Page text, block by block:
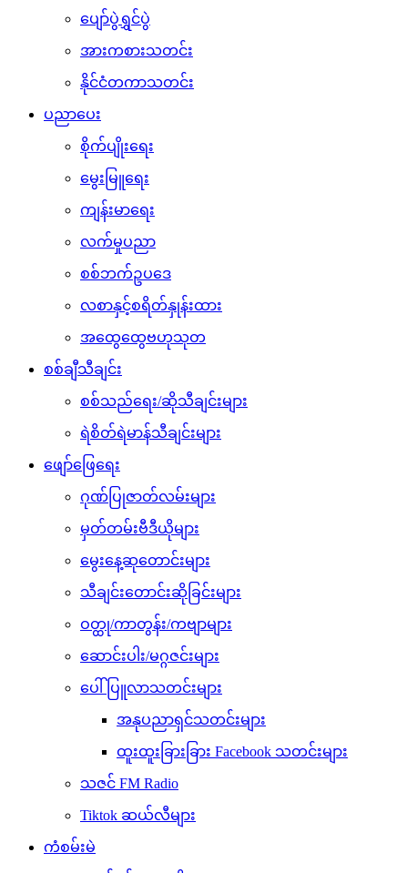
ပျော်ပွဲရွှင်ပွဲ
အားကစားသတင်း
နိုင်ငံတကာသတင်း
ပညာပေး
စိုက်ပျိုးရေး
မွေးမြူရေး
ကျန်းမာရေး
လက်မှုပညာ
စစ်ဘက်ဥပဒေ
လစာနှင့်စရိတ်နှုန်းထား
အထွေထွေဗဟုသုတ
စစ်ချီသီချင်း
စစ်သည်ရေး/ဆိုသီချင်းများ
ရဲစိတ်ရဲမာန်သီချင်းများ
ဖျော်ဖြေရေး
ဂုဏ်ပြုဇာတ်လမ်းများ
မှတ်တမ်းဗီဒီယိုများ
မွေးနေ့ဆုတောင်းများ
သီချင်းတောင်းဆိုခြင်းများ
ဝတ္ထု/ကာတွန်း/ကဗျာများ
ဆောင်းပါး/မဂ္ဂဇင်းများ
ပေါ်ပြူလာသတင်းများ
အနုပညာရှင်သတင်းများ
ထူးထူးခြားခြား Facebook သတင်းများ
သဇင် FM Radio
Tiktok ဆယ်လီများ
ကံစမ်းမဲ